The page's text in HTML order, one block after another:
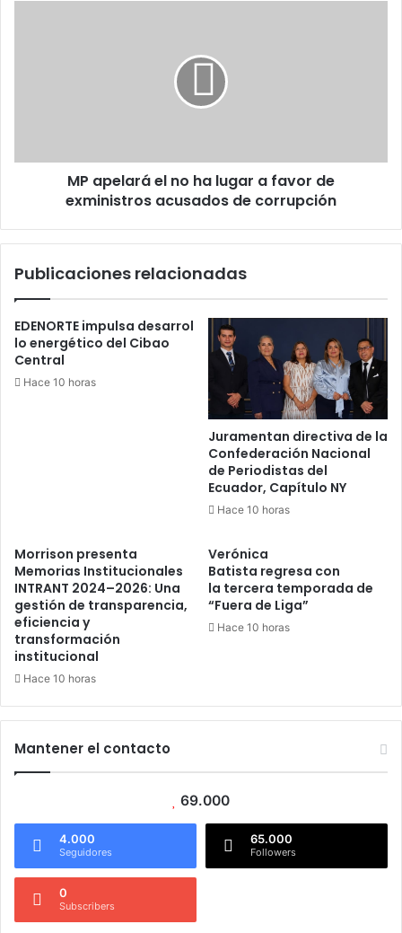
de
exministros
acusados
MP apelará el no ha lugar a favor de
exministros acusados de corrupción
Publicaciones relacionadas
EDENORTE impulsa desarrol
lo energético del Cibao
Central
Hace 10 horas
Juramentan directiva de la
Confederación Nacional
de Periodistas del
Ecuador, Capítulo NY
Hace 10 horas
Morrison presenta
Memorias Institucionales
INTRANT 2024–2026: Una
gestión de transparencia,
eficiencia y
transformación
institucional
Hace 10 horas
Verónica
Batista regresa con
la tercera temporada de
“Fuera de Liga”
Hace 10 horas
Mantener el contacto
69.000
4.000
Seguidores
65.000
Followers
0
Subscribers